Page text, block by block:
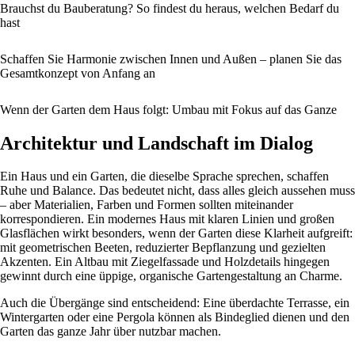
Brauchst du Bauberatung? So findest du heraus, welchen Bedarf du
hast
Schaffen Sie Harmonie zwischen Innen und Außen – planen Sie das
Gesamtkonzept von Anfang an
Wenn der Garten dem Haus folgt: Umbau mit Fokus auf das Ganze
Architektur und Landschaft im Dialog
Ein Haus und ein Garten, die dieselbe Sprache sprechen, schaffen
Ruhe und Balance. Das bedeutet nicht, dass alles gleich aussehen muss
– aber Materialien, Farben und Formen sollten miteinander
korrespondieren. Ein modernes Haus mit klaren Linien und großen
Glasflächen wirkt besonders, wenn der Garten diese Klarheit aufgreift:
mit geometrischen Beeten, reduzierter Bepflanzung und gezielten
Akzenten. Ein Altbau mit Ziegelfassade und Holzdetails hingegen
gewinnt durch eine üppige, organische Gartengestaltung an Charme.
Auch die Übergänge sind entscheidend: Eine überdachte Terrasse, ein
Wintergarten oder eine Pergola können als Bindeglied dienen und den
Garten das ganze Jahr über nutzbar machen.